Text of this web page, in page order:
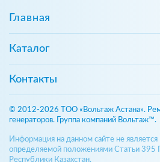
Главная
Каталог
Контакты
© 2012-2026 ТОО «Вольтаж Астана».
генераторов. Группа компаний Вольтаж™.
Информация на данном сайте не
определяемой положениями Статьи 395
Республики Казахстан.